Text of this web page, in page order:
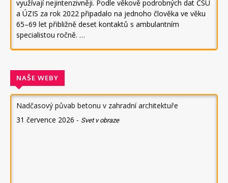
využívají nejintenzivněji. Podle věkově podrobných dat ČSÚ
a ÚZIS za rok 2022 připadalo na jednoho člověka ve věku
65–69 let přibližně deset kontaktů s ambulantním
specialistou ročně. …
NAŠE WEBY
Nadčasový půvab betonu v zahradní architektuře
31 července 2026 - Svet v obraze